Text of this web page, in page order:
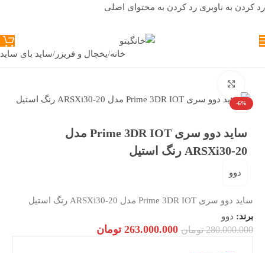
رد کردن به ناوبری رد کردن به محتوای اصلی
خانه/یخچال و فریزر /ساید بای ساید
-6%
ساید دوو سری Prime 3DR IOT مدل
ARSXi30-20 رنگ استیل
دوو
ساید دوو سری Prime 3DR IOT مدل ARSXi30-20 رنگ استیل
برند: دوو
280.000.000 تومان 263.000.000 تومان